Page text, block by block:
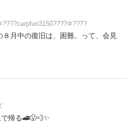
月中の復旧は、困難。って、会見
帰る🚄😮‍💨✨️